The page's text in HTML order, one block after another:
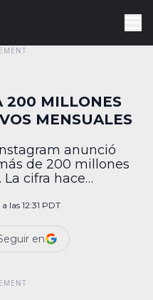
200 MILLONES
MENSUALES
anunció
de 200 millones
cifra hace
últimos 12 meses,
mensuales. De
[…]
las 12:31 PDT
en